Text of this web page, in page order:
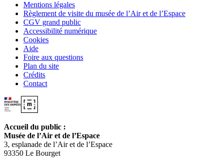
Mentions légales
Règlement de visite du musée de l’Air et de l’Espace
CGV grand public
Accessibilité numérique
Cookies
Aide
Foire aux questions
Plan du site
Crédits
Contact
Accueil du public :
Musée de l’Air et de l’Espace
3, esplanade de l’Air et de l’Espace
93350 Le Bourget